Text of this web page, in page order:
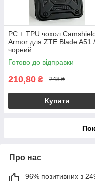
PC + TPU чохол
Armor для ZTE Blade A51 /
чорний
Готово до відправки
210,80 ₴ 248 ₴
Купити
Про нас
96% позитивних з